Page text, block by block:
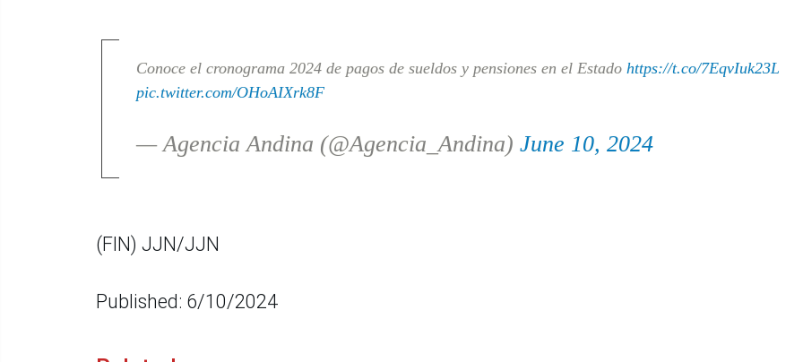
Conoce el cronograma 2024 de pagos de sueldos y pensiones en el Estado https://t.co/7EqvIuk23L
pic.twitter.com/OHoAIXrk8F
— Agencia Andina (@Agencia_Andina) June 10, 2024
(FIN) JJN/JJN
Published: 6/10/2024